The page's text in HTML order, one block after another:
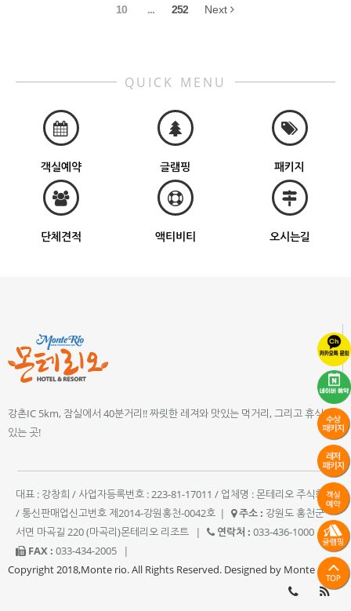
10 ... 252 Next
QUICK MENU
객실예약 글램핑 패키지
단체견적 액티비티 오시는길
강촌IC 5km, 잠실에서 40분거리!! 짜릿한 레져와 맛있는 먹거리, 그리고 휴식이
있는 곳!
대표 : 강창희 / 사업자등록번호 : 223-81-17011 / 업체명 : 몬테리오 주식회사
/ 통신판매업신고번호 제2014-강원홍천-0042호 | 주소 : 강원도 홍천군
서면 마곡길 220 (마곡리)몬테리오 리조트
| 연락처 : 033-436-1000
|
FAX : 033-434-2005
|
Copyright 2018,Monte rio. All Rights Reserved. Designed by Monte rio.